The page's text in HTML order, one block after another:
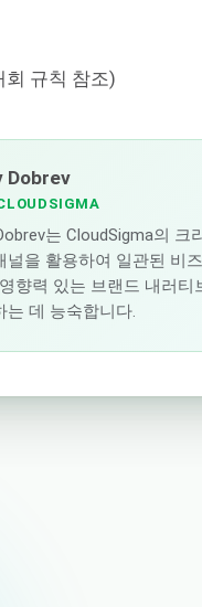
규칙 참조)
Dobrev
는 CloudSigma의
널을 활용하여 일관된 비
향력 있는 브랜드 내러
는 데 능숙합니다.